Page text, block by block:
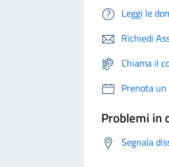
Leggi le
Richiedi
Chiama il
Prenota
Problemi in
Segnala